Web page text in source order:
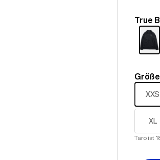
Farbe
True
Größe
Größe
XXS
XL
Taro ist